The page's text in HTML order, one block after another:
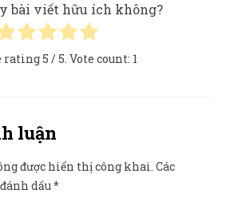
bài viết hữu ích không?
rating5 / 5. Vote count: 1
luận
được hiển thị công khai. Các
dấu*